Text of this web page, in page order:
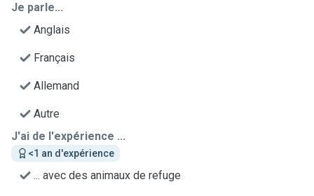
Je parle...
Anglais
Français
Allemand
Autre
J'ai de l'expérience ...
<1 an d'expérience
... avec des animaux de refuge